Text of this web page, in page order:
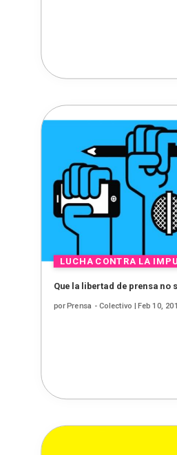
Que la libertad de prensa no
porPrensa - Colectivo | Feb 10,